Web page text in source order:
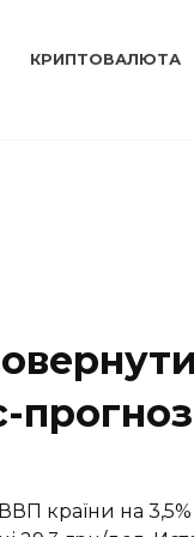
КРИПТОВАЛЮТА
прогноз
країни на